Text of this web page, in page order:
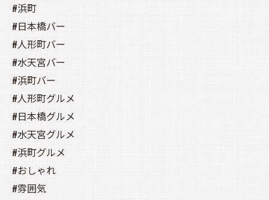
#浜町
#日本橋バー
#人形町バー
#水天宮バー
#浜町バー
#人形町グルメ
#日本橋グルメ
#水天宮グルメ
#浜町グルメ
#おしゃれ
#雰囲気